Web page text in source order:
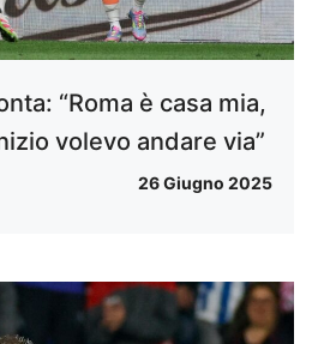
“Roma è casa mia,
volevo andare via”
26 Giugno 2025